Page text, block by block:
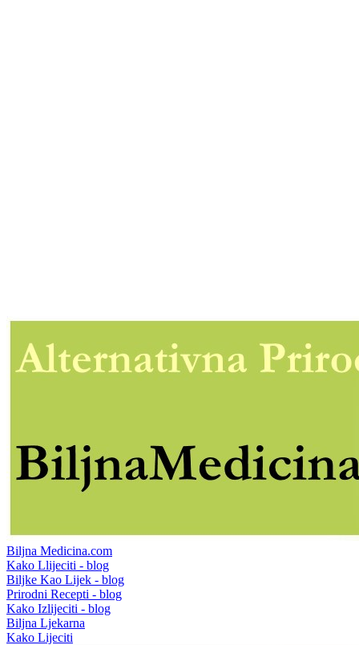
Biljna Medicina.com
Kako Llijeciti - blog
Biljke Kao Lijek - blog
Prirodni Recepti - blog
Kako Izlijeciti - blog
Biljna Ljekarna
Kako Lijeciti